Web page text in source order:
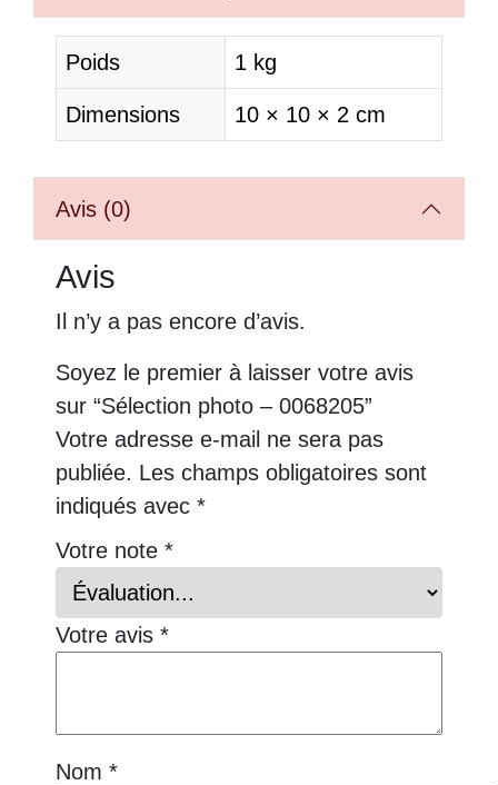
Poids 1 kg
Dimensions 10 × 10 × 2 cm
Avis (0)
Avis
Il n’y a pas encore d’avis.
Soyez le premier à laisser votre avis
sur “Sélection photo – 0068205”
Votre adresse e-mail ne sera pas
publiée. Les champs obligatoires sont
indiqués avec *
Votre note *
Votre avis *
Nom *